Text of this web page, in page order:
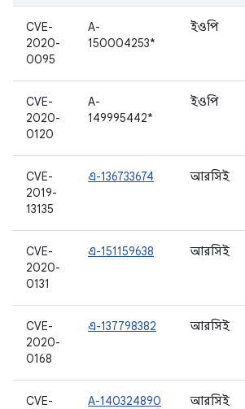
CVE-
2020-
0095
A-
150004253*
ইওপি
CVE-
2020-
0120
A-
149995442*
ইওপি
CVE-
2019-
13135
এ-136733674 আরসিই
CVE-
2020-
0131
এ-151159638 আরসিই
CVE-
2020-
0168
এ-137798382 আরসিই
CVE-
A-140324890
আরসিই